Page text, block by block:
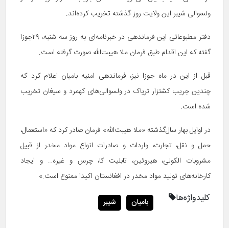
ولسوالی شیبر این ولایت روز گذشته تخریب کرده‌اند.
دفتر مطبوعاتی این فرماندهی در خبرنامه‌ای به روز سه شنبه، ۲۹جوزا
گفته که این اقدام طبق فرمان ملا هیبت‌الله صورت گرفته است.
قبل از این در ماه جوزا نیز، فرماندهی امنیه بامیان اعلام کرد که
چندین جریب کشتزار تریاک در ولسوالی‌های کهمرد و سیغان تخریب
شده است.
در اوایل بهار سال‌گذشته «ملا هیبت‌الله» فرمان صادر کرد که «استعمال،
حمل و نقل، تجارت، واردات و صادرات انواع مواد مخدر از قبیل
مشروبات الکولی، هیروئین، تابلیت کا، چرس و غیره… و ایجاد
کارخانه‌های تولید مواد مخدر در افغانستان اکیدا ممنوع است.»
کلیدواژه‌ها بامیان شیبر